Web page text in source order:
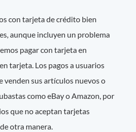
con tarjeta de crédito bien
aunque incluyen un problema
pagar con tarjeta en
tarjeta. Los pagos a usuarios
venden sus artículos nuevos o
como eBay o Amazon, por
que no aceptan tarjetas
otra manera.